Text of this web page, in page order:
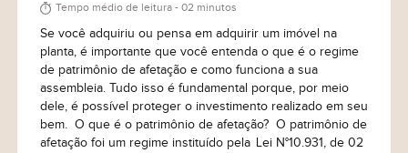
Tempo médio de leitura - 02 minutos
Se você adquiriu ou pensa em adquirir um imóvel na
planta, é importante que você entenda o que é o regime
de patrimônio de afetação e como funciona a sua
assembleia. Tudo isso é fundamental porque, por meio
dele, é possível proteger o investimento realizado em seu
bem. O que é o patrimônio de afetação? O patrimônio de
afetação foi um regime instituído pela Lei N°10.931, de 02